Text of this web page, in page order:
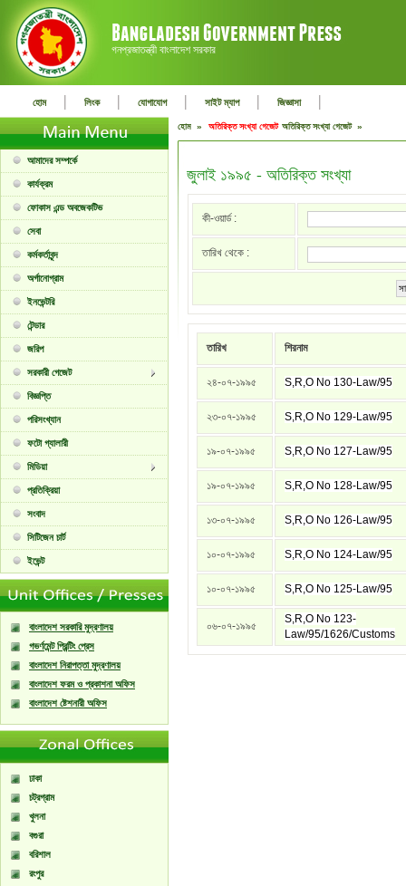
গনপ্রজাতন্ত্রী বাংলাদেশ সরকার
হোম | লিংক | যোগাযোগ | সাইট ম্যাপ | জিজ্ঞাসা |
আমাদের সম্পর্কে
কার্যক্রম
ফোকাস এন্ড অবজেকটিভ
সেবা
কর্মকর্তাবৃন্দ
অর্গানোগ্রাম
ইনভেন্টরি
টেন্ডার
জরিপ
সরকারী গেজেট
বিজ্ঞপ্তি
পরিসংখ্যান
ফটো গ্যালারী
মিডিয়া
প্রতিক্রিয়া
সংবাদ
সিটিজেন চার্ট
ইভেন্ট
বাংলাদেশ সরকারি মুদ্রণালয়
গভর্ণমেন্ট প্রিন্টিং প্রেস
বাংলাদেশ নিরাপত্তা মুদ্রণালয়
বাংলাদেশ ফরম ও প্রকাশনা অফিস
বাংলাদেশ ষ্টেশনারী অফিস
ঢাকা
চট্রগ্রাম
খুলনা
বগুরা
বরিশাল
রংপুর
হোম » অতিরিক্ত সংখ্যা গেজেট অতিরিক্ত সংখ্যা গেজেট »
জুলাই ১৯৯৫ - অতিরিক্ত সংখ্যা
কী-ওয়ার্ড :
তারিখ থেকে :
তারিখ শিরনাম
২৪-০৭-১৯৯৫ S,R,O No 130-Law/95
২৩-০৭-১৯৯৫ S,R,O No 129-Law/95
১৯-০৭-১৯৯৫ S,R,O No 127-Law/95
১৯-০৭-১৯৯৫ S,R,O No 128-Law/95
১৩-০৭-১৯৯৫ S,R,O No 126-Law/95
১০-০৭-১৯৯৫ S,R,O No 124-Law/95
১০-০৭-১৯৯৫ S,R,O No 125-Law/95
০৬-০৭-১৯৯৫
S,R,O No 123-
Law/95/1626/Customs